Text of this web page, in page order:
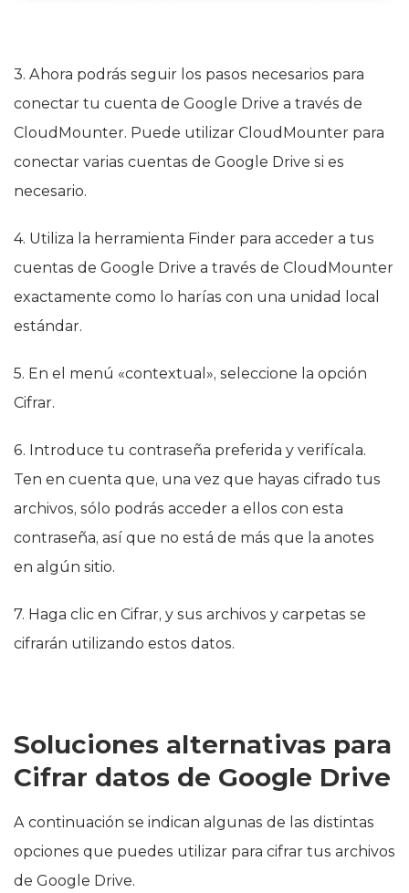
3. Ahora podrás seguir los pasos necesarios para
conectar tu cuenta de Google Drive a través de
CloudMounter. Puede utilizar CloudMounter para
conectar varias cuentas de Google Drive si es
necesario.
4. Utiliza la herramienta Finder para acceder a tus
cuentas de Google Drive a través de CloudMounter
exactamente como lo harías con una unidad local
estándar.
5. En el menú «contextual», seleccione la opción
Cifrar.
6. Introduce tu contraseña preferida y verifícala.
Ten en cuenta que, una vez que hayas cifrado tus
archivos, sólo podrás acceder a ellos con esta
contraseña, así que no está de más que la anotes
en algún sitio.
7. Haga clic en Cifrar, y sus archivos y carpetas se
cifrarán utilizando estos datos.
Soluciones alternativas para
Cifrar datos de Google Drive
A continuación se indican algunas de las distintas
opciones que puedes utilizar para cifrar tus archivos
de Google Drive.